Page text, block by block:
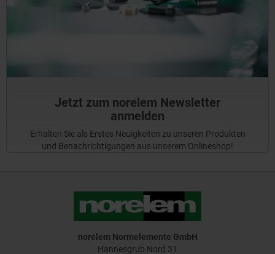
Jetzt zum norelem Newsletter
anmelden
Erhalten Sie als Erstes Neuigkeiten zu unseren Produkten
und Benachrichtigungen aus unserem Onlineshop!
norelem Normelemente GmbH
Hannesgrub Nord 31